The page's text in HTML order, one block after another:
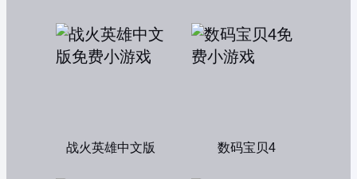
战火英雄中文版 数码宝贝4